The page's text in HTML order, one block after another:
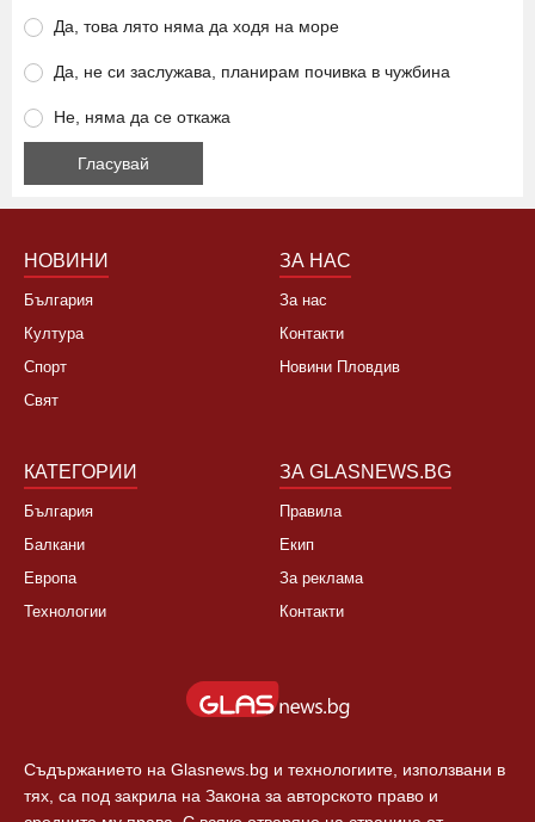
Да, това лято няма да ходя на море
Да, не си заслужава, планирам почивка в чужбина
Не, няма да се откажа
НОВИНИ
България
Култура
Спорт
Свят
ЗА НАС
За нас
Контакти
Новини Пловдив
КАТЕГОРИИ
България
Балкани
Европа
Технологии
ЗА GLASNEWS.BG
Правила
Екип
За реклама
Контакти
Съдържанието на Glasnews.bg и технологиите, използвани в
тях, са под закрила на Закона за авторското право и